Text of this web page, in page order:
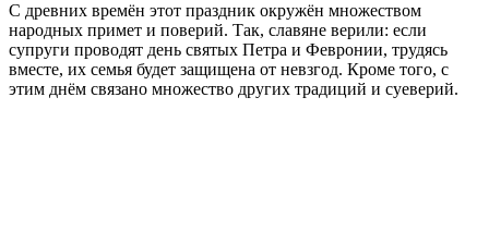
С древних времён этот праздник окружён множеством
народных примет и поверий. Так, славяне верили: если
супруги проводят день святых Петра и Февронии, трудясь
вместе, их семья будет защищена от невзгод. Кроме того, с
этим днём связано множество других традиций и суеверий.